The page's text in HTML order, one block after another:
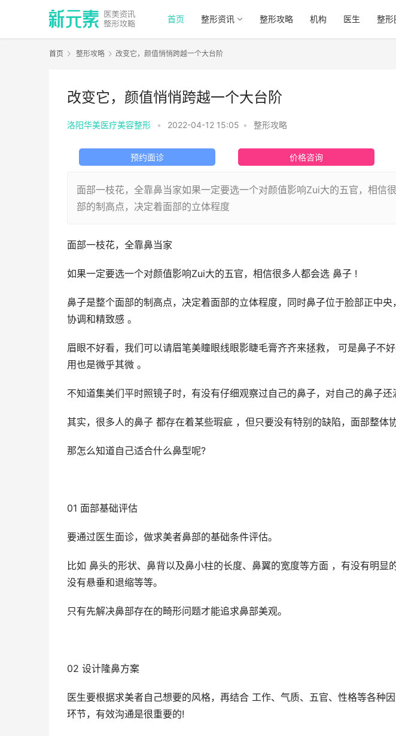
首页 整形资讯 整形攻略 机构 医生 整形
首页 整形攻略 改变它，颜值悄悄跨越一个大台阶
改变它，颜值悄悄跨越一个大台阶
洛阳华美医疗美容整形 • 2022-04-12 15:05 • 整形攻略
预约面诊 价格咨询
面部一枝花，全靠鼻当家如果一定要选一个对颜值影响Zui大的五官，相信
部的制高点，决定着面部的立体程度
面部一枝花，全靠鼻当家
如果一定要选一个对颜值影响Zui大的五官，相信很多人都会选 鼻子 !
鼻子是整个面部的制高点，决定着面部的立体程度，同时鼻子位于脸部正中
协调和精致感 。
眉眼不好看，我们可以请眉笔美瞳眼线眼影睫毛膏齐齐来拯救， 可是鼻子不
用也是微乎其微 。
不知道集美们平时照镜子时，有没有仔细观察过自己的鼻子，对自己的鼻子还
其实，很多人的鼻子 都存在着某些瑕疵 ，但只要没有特别的缺陷，面部整体
那怎么知道自己适合什么鼻型呢?
01 面部基础评估
要通过医生面诊，做求美者鼻部的基础条件评估。
比如 鼻头的形状、鼻背以及鼻小柱的长度、鼻翼的宽度等方面 ，有没有明显
没有悬垂和退缩等等。
只有先解决鼻部存在的畸形问题才能追求鼻部美观。
02 设计隆鼻方案
医生要根据求美者自己想要的风格，再结合 工作、气质、五官、性格等各种
环节，有效沟通是很重要的!